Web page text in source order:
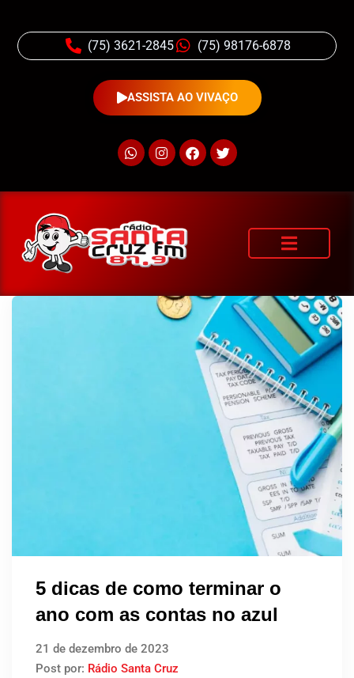
(75) 3621-2845 (75) 98176-6878
ASSISTA AO VIVAÇO
5 dicas de como terminar o
ano com as contas no azul
21 de dezembro de 2023
Post por: Rádio Santa Cruz